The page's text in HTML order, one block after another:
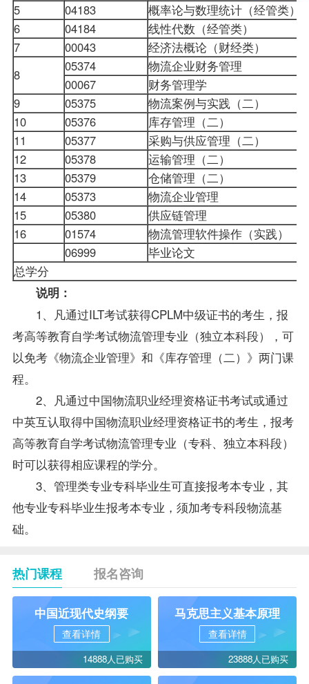
5
04183
概率论与数理统计（经管类）
6
04184
线性代数（经管类）
7
00043
经济法概论（财经类）
8
05374
物流企业财务管理
00067
财务管理学
9
05375
物流案例与实践（二）
10
05376
库存管理（二）
11
05377
采购与供应管理（二）
12
05378
运输管理（二）
13
05379
仓储管理（二）
14
05373
物流企业管理
15
05380
供应链管理
16
01574
物流管理软件操作（实践）
06999
毕业论文
总学分
说明：
1、凡通过ILT考试获得CPLM中级证书的考生， 报
考高等教育自学考试物流管理专业（独立本科段），可
以免考《物流企业管理》和《库存管理（二）》两门课
程。
2、凡通过中国物流职业经理资格证书考试或通过
中英互认取得中国物流职业经理资格证书的考生，报考
高等教育自学考试物流管理专业（专科、独立本科段）
时可以获得相应课程的学分。
3、管理类专业专科毕业生可直接报考本专业，其
他专业专科毕业生报考本专业，须加考专科段物流基
础。
热门课程 报名咨询
中国近现代史纲要
查看详情
14888人已购买
马克思主义基本原理
查看详情
23888人已购买